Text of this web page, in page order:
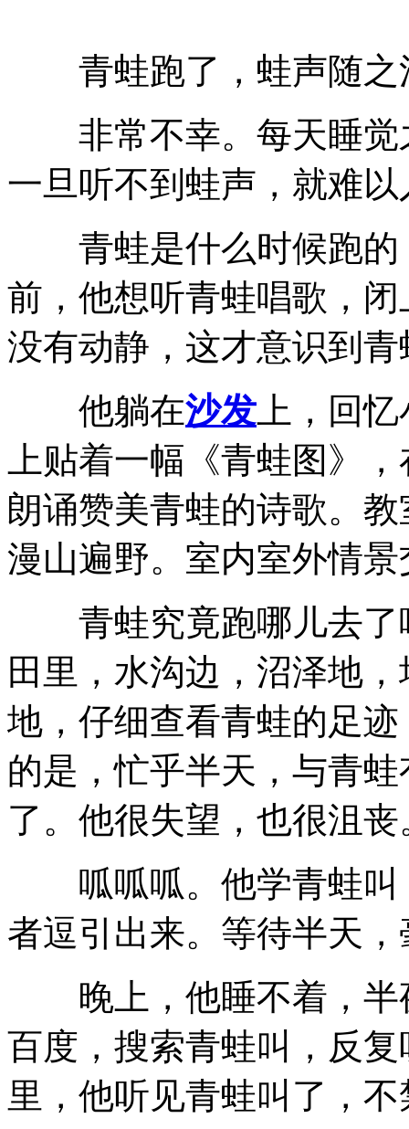
青蛙跑了，蛙声随之
非常不幸。每天睡觉
一旦听不到蛙声，就难以
青蛙是什么时候跑的
前，他想听青蛙唱歌，闭
没有动静，这才意识到
他躺在沙发 上，回
上贴着一幅《青蛙图》
朗诵赞美青蛙的诗歌。
漫山遍野。室内室外情
青蛙究竟跑哪儿去了
田里，水沟边，沼泽地
地，仔细查看青蛙的足
的是，忙乎半天，与青
了。他很失望，也很沮丧
呱呱呱。他学青蛙叫
者逗引出来。等待半天
晚上，他睡不着，半
百度，搜索青蛙叫，反
里，他听见青蛙叫了，